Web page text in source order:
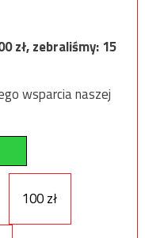
zł, zebraliśmy:15
wsparcia naszej
100 zł